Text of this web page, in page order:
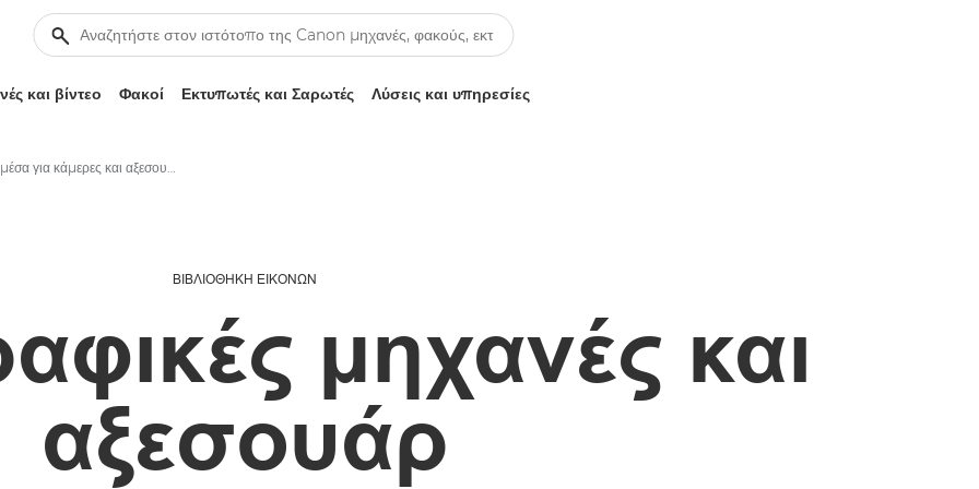
και βίντεο Φακοί Εκτυπωτές και Σαρωτές Λύσεις και υπηρεσίες
Πολυμέσα για κάμερες και αξεσουάρ – Κέντρο τύπου Canon
ΒΙΒΛΙΟΘΉΚΗ ΕΙΚΌΝΩΝ
μηχανές και
αξεσουάρ